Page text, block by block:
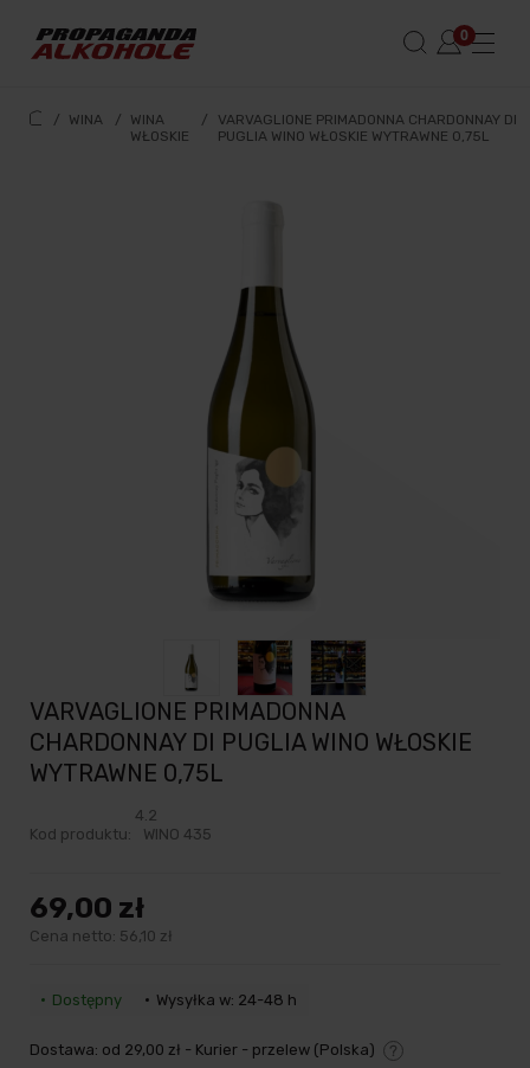
/ WINA /
WINA
WŁOSKIE
/
VARVAGLIONE PRIMADONNA CHARDONNAY DI
PUGLIA WINO WŁOSKIE WYTRAWNE 0,75L
VARVAGLIONE PRIMADONNA
CHARDONNAY DI PUGLIA WINO WŁOSKIE
WYTRAWNE 0,75L
4.2
Kod produktu:
WINO 435
69,00 zł
Cena netto: 56,10 zł
Dostępny Wysyłka w: 24-48 h
Dostawa: od 29,00 zł - Kurier - przelew (Polska)